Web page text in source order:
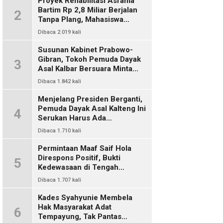
2
Bartim Rp 2,8 Miliar Berjalan
Tanpa Plang, Mahasiswa
Pertanyakan Transparansi
Dibaca 2.019 kali
3
Susunan Kabinet Prabowo-
Gibran, Tokoh Pemuda Dayak
Asal Kalbar Bersuara Minta
Harus Ada Representasi Dari
Dibaca 1.842 kali
4
Menjelang Presiden Berganti,
Pemuda Dayak Asal Kalteng Ini
Serukan Harus Ada
Keterwakilan Bangsa Dayak
Dibaca 1.710 kali
5
Permintaan Maaf Saif Hola
Direspons Positif, Bukti
Kedewasaan di Tengah
Polemik Konten
Dibaca 1.707 kali
6
Kades Syahyunie Membela
Hak Masyarakat Adat
Tempayung, Tak Pantas